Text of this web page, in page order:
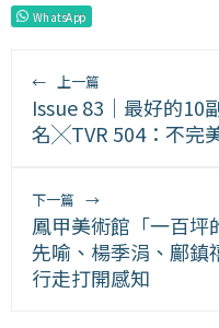
WhatsApp
← 上一篇
Issue 83｜最好的10
名╳TVR 504：不完
下一篇 →
鳳甲美術館「一百坪
先喻、楊季涓、鄺鎮
行走打開感知